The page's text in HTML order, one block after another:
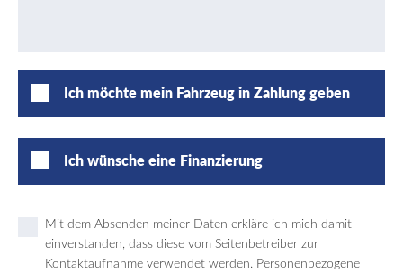
Ich möchte mein Fahrzeug in Zahlung geben
Ich wünsche eine Finanzierung
Mit dem Absenden meiner Daten erkläre ich mich damit
einverstanden, dass diese vom Seitenbetreiber zur
Kontaktaufnahme verwendet werden. Personenbezogene